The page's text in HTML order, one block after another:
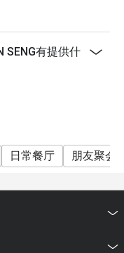
SENG有提供什
日常餐厅 朋友聚会